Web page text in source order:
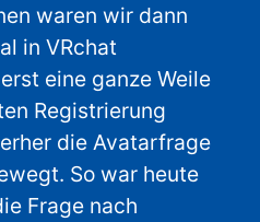
waren wir dann
in VRchat
eine ganze Weile
Registrierung
die Avatarfrage
So war heute
Frage nach